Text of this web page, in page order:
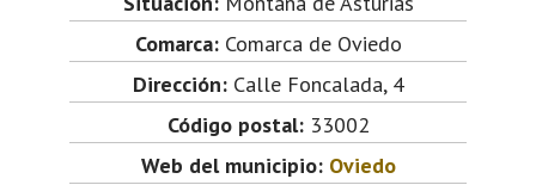
Comarca:Comarca de Oviedo
Dirección:Calle Foncalada, 4
Código postal:33002
Web del municipio: Oviedo